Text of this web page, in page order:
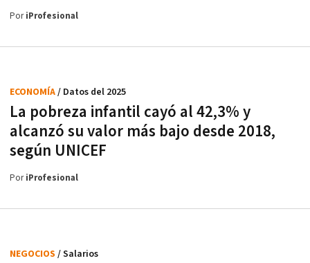
PoriProfesional
La pobreza infantil cayó al 42,3% y
alcanzó su valor más bajo desde 2018,
según UNICEF
ECONOMÍA/ Datos del 2025
PoriProfesional
NEGOCIOS / Salarios